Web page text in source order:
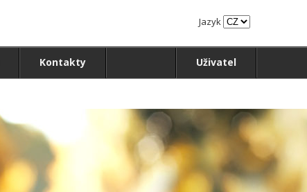
Jazyk
Kontakty Uživatel